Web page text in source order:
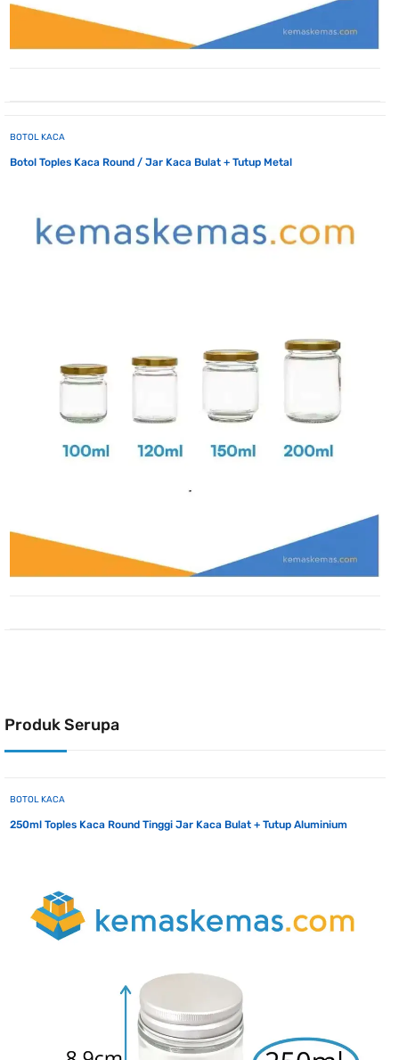
BOTOL KACA
Botol Toples Kaca Round / Jar Kaca Bulat + Tutup Metal
Produk Serupa
BOTOL KACA
250ml Toples Kaca Round Tinggi Jar Kaca Bulat + Tutup Aluminium